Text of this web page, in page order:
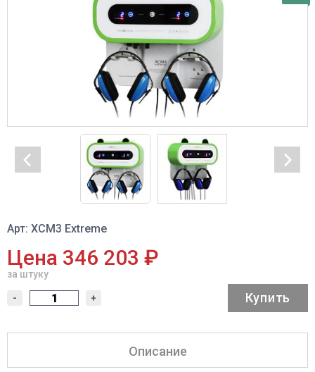
Арт: XCM3 Extreme
Цена 346 203 ₽
за штуку
- + Купить
Описание